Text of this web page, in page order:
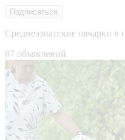
Подписаться
Среднеазиатские овчарки в
87 объявлений